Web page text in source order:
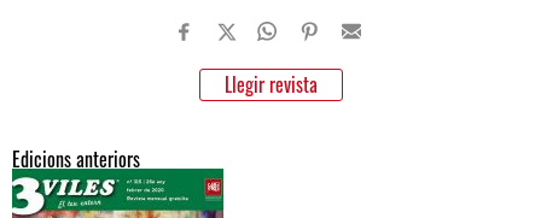
Llegir revista
Edicions anteriors